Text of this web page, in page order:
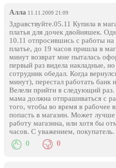
Алла 11.11.2009 21:09
Здравствуйте.05.11 Купила в
платья для дочек двойняшек.
10.11 отпросившись с работы
платье, до 19 часов пришла в
минут возврат мне пыталась
первый раз видела накладные,
сотрудник обедал. Когда
минут), перестал работать банк
Велели прийти в следующий
мама должна отпрашиваться с
того, чтобы во время в рабочее
попасть в магазин. Может
работу магазина, или хотя бы
часов. С уважением, покупатель.
0 0